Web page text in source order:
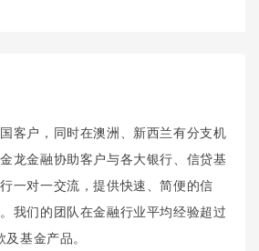
客户，同时在澳洲、新西兰有分支机
龙金融协助客户与各大银行、信贷基
一对一交流，提供快速、简便的信
我们的团队在金融行业平均经验超过
基金产品。